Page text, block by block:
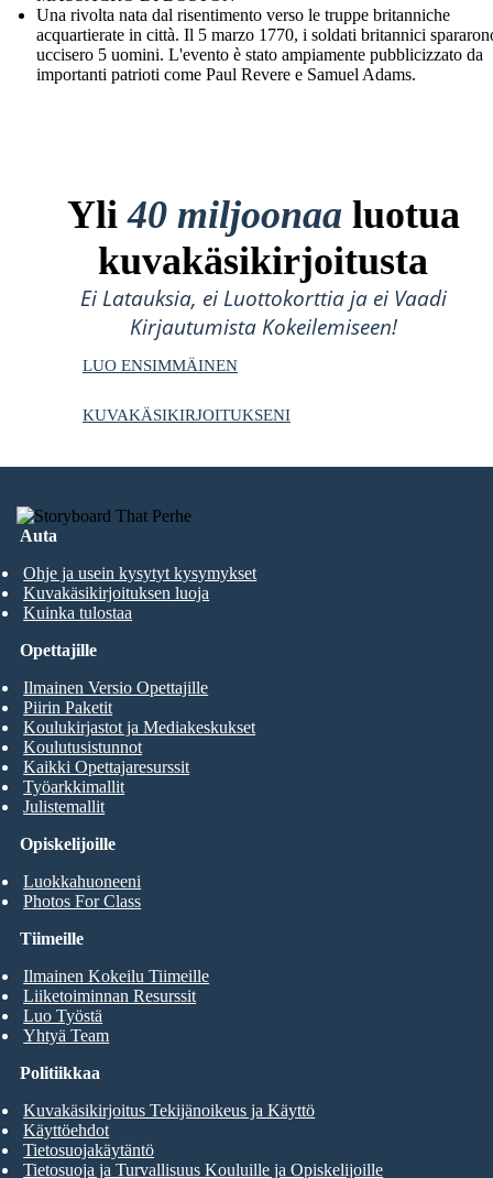
Una rivolta nata dal risentimento verso le truppe britanniche
acquartierate in città. Il 5 marzo 1770, i soldati britannici
uccisero 5 uomini. L'evento è stato ampiamente pubblicizzato da
importanti patrioti come Paul Revere e Samuel Adams.
Yli40 miljoonaa luotua
kuvakäsikirjoitusta
Ei Latauksia, ei Luottokorttia ja ei Vaadi
Kirjautumista Kokeilemiseen!
LUO ENSIMMÄINEN
KUVAKÄSIKIRJOITUKSENI
Auta
Ohje ja usein kysytyt kysymykset
Kuvakäsikirjoituksen luoja
Kuinka tulostaa
Opiskelijoille
Luokkahuoneeni
Photos For Class
Opettajille
Ilmainen Versio Opettajille
Piirin Paketit
Koulukirjastot ja Mediakeskukset
Koulutusistunnot
Kaikki Opettajaresurssit
Työarkkimallit
Julistemallit
Tiimeille
Ilmainen Kokeilu Tiimeille
Liiketoiminnan Resurssit
Luo Työstä
Yhtyä Team
Politiikkaa
Kuvakäsikirjoitus Tekijänoikeus ja Käyttö
Käyttöehdot
Tietosuojakäytäntö
Tietosuoja ja Turvallisuus Kouluille ja Opiskelijoille